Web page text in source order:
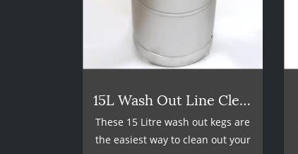
15L Wash Out Line Cleaning Keg
These 15 Litre wash out kegs are
the easiest way to clean out your